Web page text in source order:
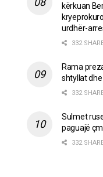
kërkuan
urdhër-
332
Rama
shtyllat
332
Sulmet
paguajë
332